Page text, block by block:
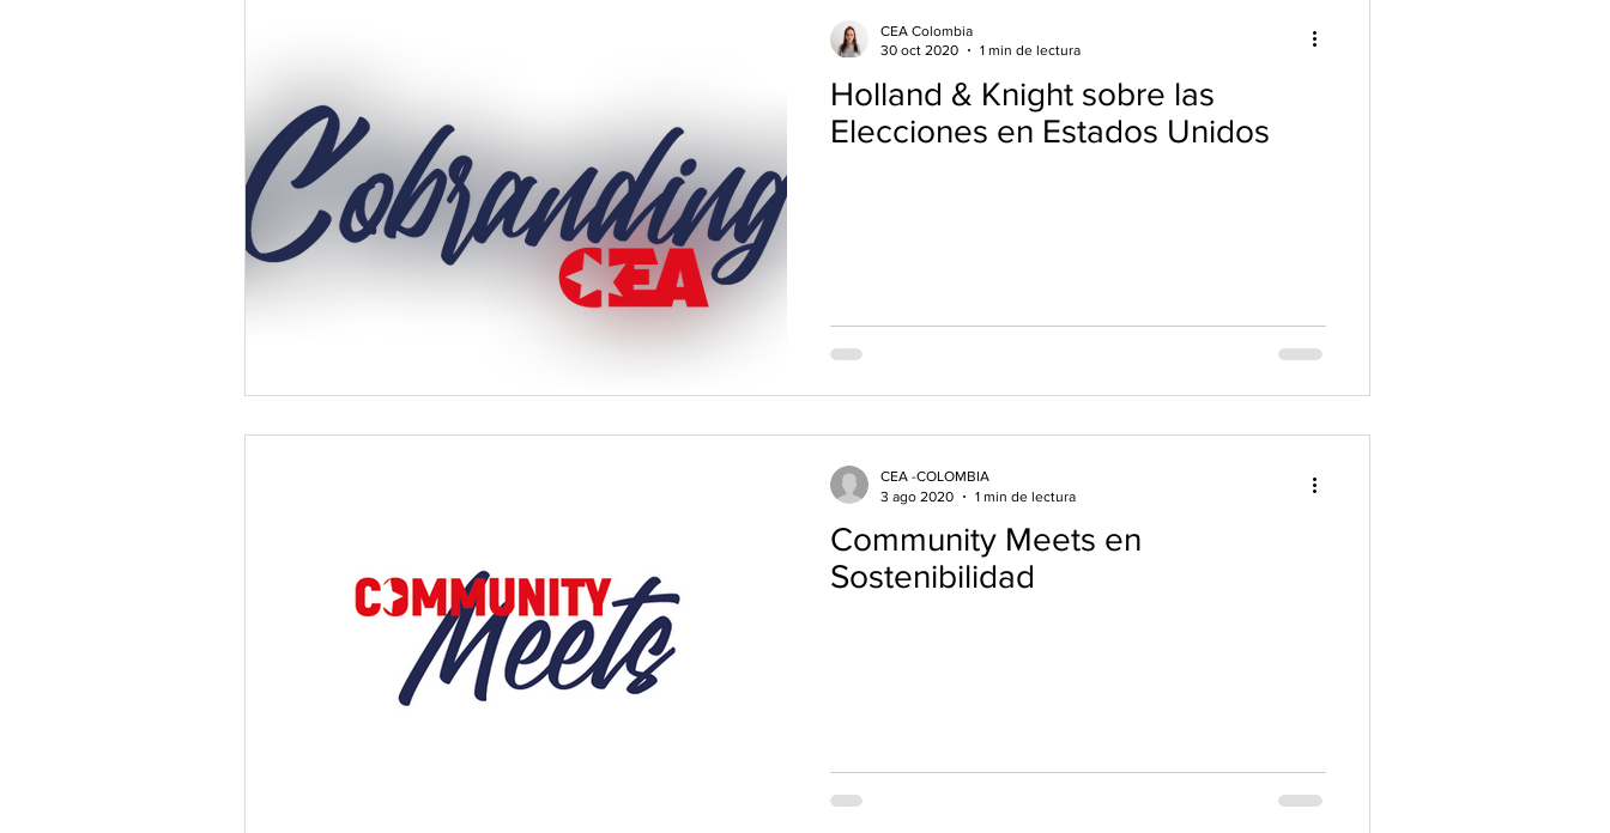
Holland & Knight sobre las
Elecciones en Estados Unidos
CEA Colombia
30 oct 2020
1 min de lectura
Community Meets en
Sostenibilidad
CEA -COLOMBIA
3 ago 2020
1 min de lectura